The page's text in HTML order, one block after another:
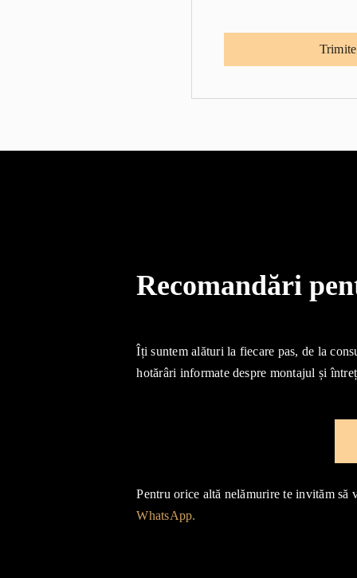
Recomandări
Îți suntem alături la fiecare pas, de la
hotărâri informate despre montajul și
Pentru orice altă nelămurire te invităm să
WhatsApp.